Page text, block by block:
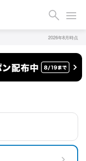
2026年8月時点